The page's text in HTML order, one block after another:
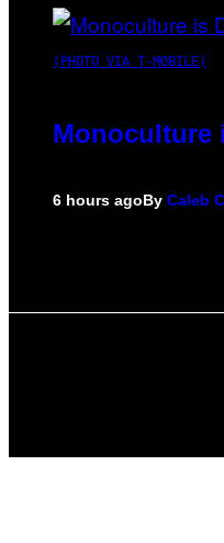
(PHOTO VIA T-MOBILE)
Monoculture
6 hours agoBy Caleb